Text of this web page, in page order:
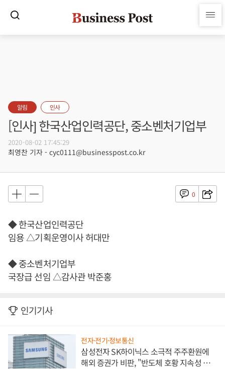
알림 인사
[인사] 한국산업인력공단, 중소벤처기업부
2020-08-02 17:45:29
최영찬 기자 - cyc0111@businesspost.co.kr
0
◆ 한국산업인력공단
임용 △기획운영이사 허대만
◆ 중소벤처기업부
국장급 선임 △감사관 박준홍
인기기사
전자·전기·정보통신
삼성전자 SK하이닉스 소극적 주주환원에
해외 증권가 비판, "반도체 호황 지속성 의